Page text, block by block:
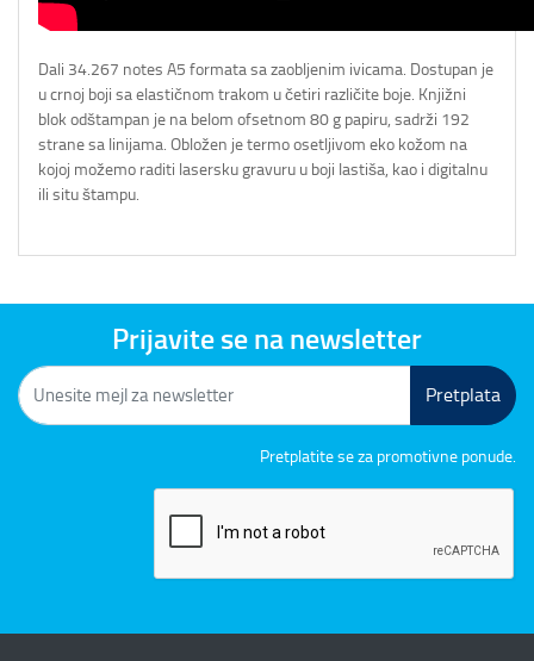
Dali 34.267 notes A5 formata sa zaobljenim ivicama. Dostupan je
u crnoj boji sa elastičnom trakom u četiri različite boje. Knjižni
blok odštampan je na belom ofsetnom 80 g papiru, sadrži 192
strane sa linijama. Obložen je termo osetljivom eko kožom na
kojoj možemo raditi lasersku gravuru u boji lastiša, kao i digitalnu
ili situ štampu.
Prijavite se na newsletter
Pretplata
Pretplatite se za promotivne ponude.